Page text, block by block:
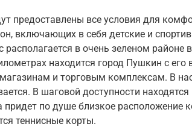
предоставлены все условия для
включающих в себя детские и
в очень зеленом районе
находится город Пушкин с
и торговым комплексам. В
В шаговой доступности
по душе близкое расположение
теннисные корты.